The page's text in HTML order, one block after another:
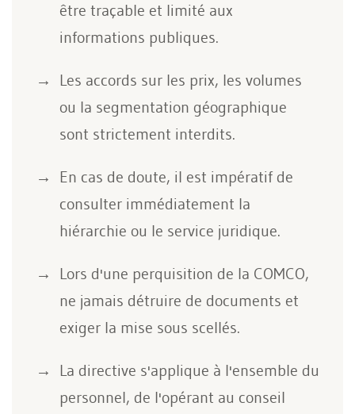
être traçable et limité aux
informations publiques.
Les accords sur les prix, les volumes
ou la segmentation géographique
sont strictement interdits.
En cas de doute, il est impératif de
consulter immédiatement la
hiérarchie ou le service juridique.
Lors d'une perquisition de la COMCO,
ne jamais détruire de documents et
exiger la mise sous scellés.
La directive s'applique à l'ensemble du
personnel, de l'opérant au conseil